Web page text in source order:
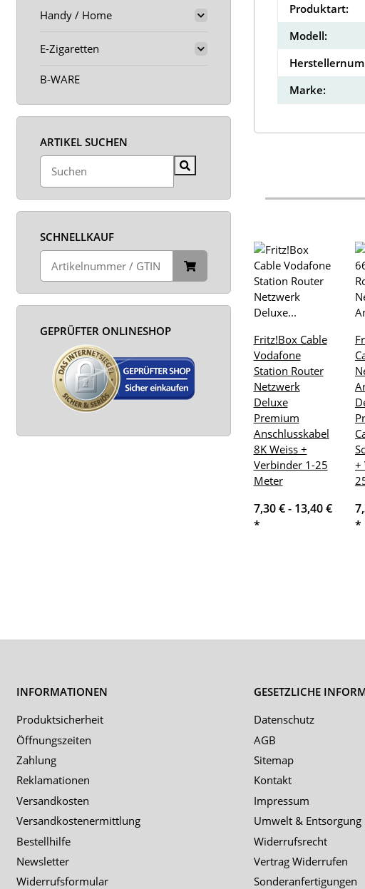
Produktart:
Modell:
Marke:
Fritz!Box Cable
Vodafone
Station Router
Netzwerk
Deluxe
Premium
Anschlusskabel
8K Weiss +
Verbinder 1-25
Meter
7,30 € - 13,40 €
*
+
*
Handy / Home
E-Zigaretten
B-WARE
ARTIKEL SUCHEN
SCHNELLKAUF
GEPRÜFTER ONLINESHOP
INFORMATIONEN
Produktsicherheit
Öffnungszeiten
Zahlung
Reklamationen
Versandkosten
Versandkostenermittlung
Bestellhilfe
Newsletter
Widerrufsformular
GESETZLICHE
Datenschutz
AGB
Sitemap
Kontakt
Impressum
Umwelt & Entsorgung
Widerrufsrecht
Vertrag Widerrufen
Sonderanfertigungen